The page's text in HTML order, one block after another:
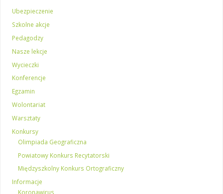
Ubezpieczenie
Szkolne akcje
Pedagodzy
Nasze lekcje
Wycieczki
Konferencje
Egzamin
Wolontariat
Warsztaty
Konkursy
Olimpiada Geograficzna
Powiatowy Konkurs Recytatorski
Międzyszkolny Konkurs Ortograficzny
Informacje
Koronawirus